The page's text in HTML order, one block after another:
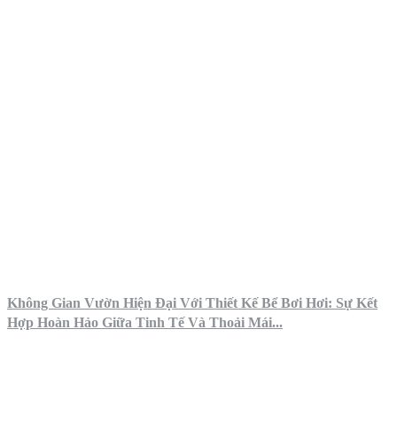
Không Gian Vườn Hiện Đại Với Thiết Kế Bể Bơi Hơi: Sự Kết
Hợp Hoàn Hảo Giữa Tinh Tế Và Thoải Mái...